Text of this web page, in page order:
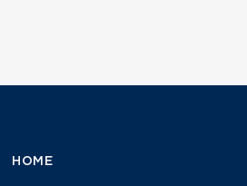
HOME